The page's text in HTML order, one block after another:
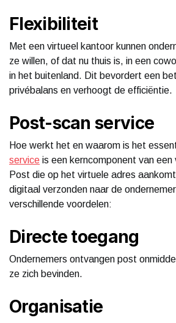
Flexibiliteit
Met een virtueel kantoor kunnen
ze willen, of dat nu thuis is, in een
in het buitenland. Dit bevordert een
privébalans en verhoogt de efficiëntie.
Post-scan service
Hoe werkt het en waarom is het
service is een kerncomponent van een
Post die op het virtuele adres
digitaal verzonden naar de
verschillende voordelen:
Directe toegang
Ondernemers ontvangen post
ze zich bevinden.
Organisatie